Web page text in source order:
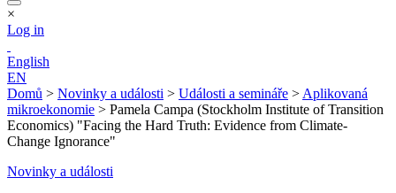
×
Log in
English
EN
Domů > Novinky a události > Události a semináře > Aplikovaná
mikroekonomie > Pamela Campa (Stockholm Institute of Transition
Economics) "Facing the Hard Truth: Evidence from Climate-
Change Ignorance"
Novinky a události